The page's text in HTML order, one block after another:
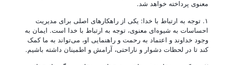
معنوی پرداخته خواهد شد.
۱. توجه به ارتباط با خدا: یکی از راهکارهای اصلی برای مدیریت
احساسات به شیوه‌ای معنوی، توجه به ارتباط با خدا است. ایمان به
وجود خداوند و اعتماد به رحمت و راهنمایی او، می‌تواند به ما کمک
کند تا در لحظات دشوار و ناراحتی، آرامش و اطمینان داشته باشیم.